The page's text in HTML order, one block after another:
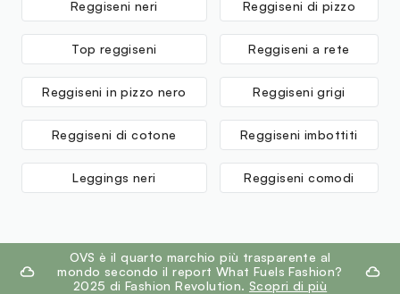
Reggiseni neri Reggiseni di pizzo
Top reggiseni Reggiseni a rete
Reggiseni in pizzo nero Reggiseni grigi
Reggiseni di cotone Reggiseni imbottiti
Leggings neri Reggiseni comodi
footer.ariatitleOVS è il quarto marchio più trasparente al
mondo secondo il report What Fuels Fashion?
2025 di Fashion Revolution. Scopri di più